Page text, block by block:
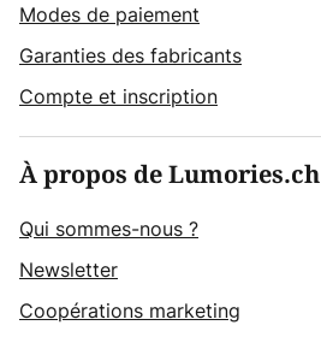
Modes de paiement
Garanties des fabricants
Compte et inscription
À propos de Lumories.ch
Qui sommes-nous ?
Newsletter
Coopérations marketing